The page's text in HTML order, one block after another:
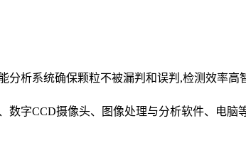
分析系统确保颗粒不被漏判和误判 ,检测效率高
数字CCD摄像头、图像处理与分析软件、电脑